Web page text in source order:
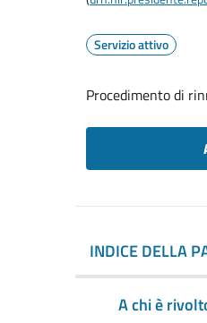
Servizio attivo
Procedimento di
INDICE DELLA
A chi è